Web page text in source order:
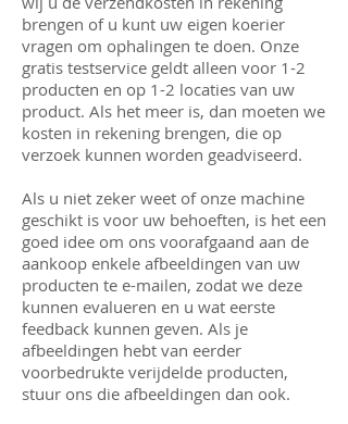
brengen of u kunt uw eigen koerier
vragen om ophalingen te doen. Onze
gratis testservice geldt alleen voor 1-2
producten en op 1-2 locaties van uw
product. Als het meer is, dan moeten we
kosten in rekening brengen, die op
verzoek kunnen worden geadviseerd.
Als u niet zeker weet of onze machine
geschikt is voor uw behoeften, is het een
goed idee om ons voorafgaand aan de
aankoop enkele afbeeldingen van uw
producten te e-mailen, zodat we deze
kunnen evalueren en u wat eerste
feedback kunnen geven. Als je
afbeeldingen hebt van eerder
voorbedrukte verijdelde producten,
stuur ons die afbeeldingen dan ook.